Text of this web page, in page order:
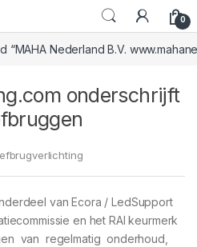
0
“MAHA Nederland B.V.
onderschrijft
van Ecora / LedSupport
en het RAI keurmerk
van regelmatig onderhoud,